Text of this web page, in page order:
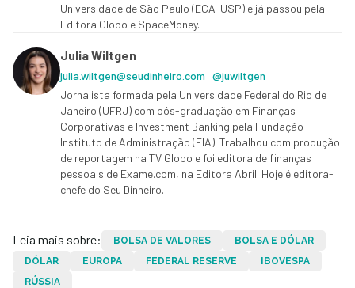
Universidade de São Paulo (ECA-USP) e já passou pela
Editora Globo e SpaceMoney.
Julia Wiltgen
julia.wiltgen@seudinheiro.com @juwiltgen
Jornalista formada pela Universidade Federal do Rio de
Janeiro (UFRJ) com pós-graduação em Finanças
Corporativas e Investment Banking pela Fundação
Instituto de Administração (FIA). Trabalhou com produção
de reportagem na TV Globo e foi editora de finanças
pessoais de Exame.com, na Editora Abril. Hoje é editora-
chefe do Seu Dinheiro.
Leia mais sobre: BOLSA DE VALORES
BOLSA E DÓLAR
DÓLAR
EUROPA FEDERAL RESERVE
IBOVESPA
RÚSSIA